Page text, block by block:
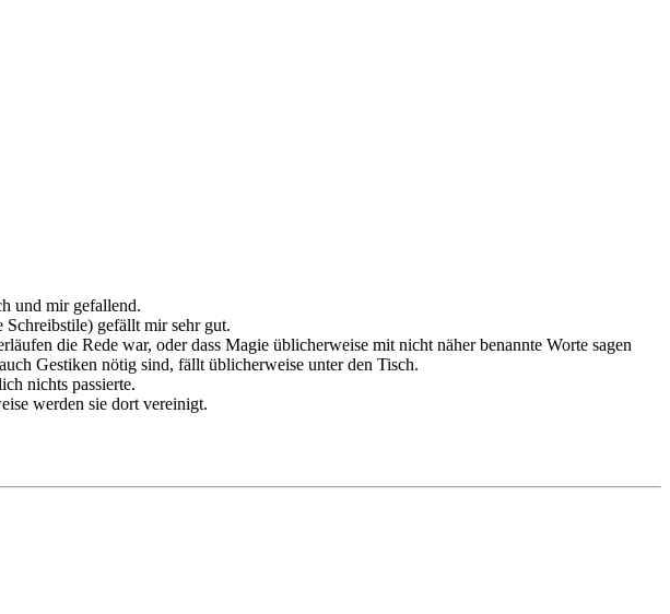
und mir gefallend.
gefällt mir sehr gut.
die Rede war, oder dass Magie üblicherweise mit nicht näher benannte Worte sagen
Gestiken nötig sind, fällt üblicherweise unter den Tisch.
nichts passierte.
werden sie dort vereinigt.